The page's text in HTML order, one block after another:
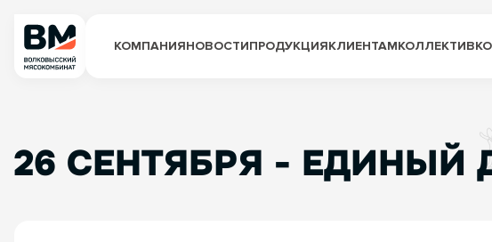
КОМПАНИЯНОВОСТИПРОДУКЦИЯКЛИЕНТАМКОЛЛЕКТИВ
26 СЕНТЯБРЯ - ЕДИНЫЙ